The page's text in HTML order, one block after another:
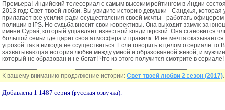
Премьера! Индийский телесериал с самым высоким рейтингом в Индии
2013 год: Свет твоей любви. Вы увидите историю девушки - Сандхья, которая
прилагает все усилия ради осуществления своей мечты - работать офицером
полиции в IPS. Но судьба вносит свои коррективы. Она выходит замуж за
имени Сурай, который управляет известной кондитерской. Она становится
большой семьи где царит своя атмосфера и правила. И ее мечта оказывается
угрозой так и никогда не осуществиться. Если говорить в целом о сериале то
захватывающая история любви между умной и образованной женой, и
который не образован и не богат! Что из этого получится смотрите в сериале!
К вашему вниманию продолжение истории: Свет твоей любви 2 сезон (2017).
Добавлена 1-1487 серия (русская озвучка).